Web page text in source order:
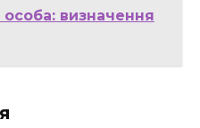
визначення